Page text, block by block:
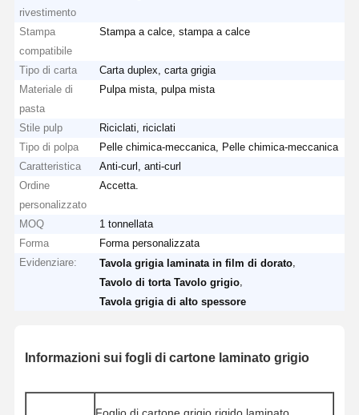
rivestimento
Stampa
compatibile
Stampa a calce, stampa a calce
Tipo di carta
Carta duplex, carta grigia
Materiale di
pasta
Pulpa mista, pulpa mista
Stile pulp
Riciclati, riciclati
Tipo di polpa
Pelle chimica-meccanica, Pelle chimica-meccanica
Caratteristica
Anti-curl, anti-curl
Ordine
personalizzato
Accetta.
MOQ
1 tonnellata
Forma
Forma personalizzata
Evidenziare:
Tavola grigia laminata in film di dorato
Tavolo di torta Tavolo grigio
Tavola grigia di alto spessore
Informazioni sui fogli di cartone laminato grigio